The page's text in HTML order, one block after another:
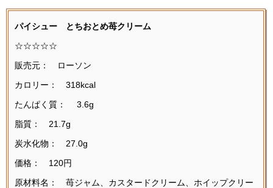
パイシュー とちおとめ苺クリーム
☆☆☆☆☆
販売元： ローソン
カロリー： 318kcal
たんぱく質： 3.6g
脂質： 21.7g
炭水化物： 27.0g
価格： 120円
原材料名： 苺ジャム、カスタードクリーム、ホイップクリー